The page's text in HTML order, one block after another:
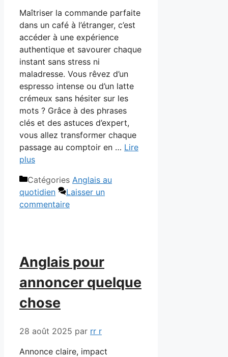
Maîtriser la commande parfaite
dans un café à l’étranger, c’est
accéder à une expérience
authentique et savourer chaque
instant sans stress ni
maladresse. Vous rêvez d’un
espresso intense ou d’un latte
crémeux sans hésiter sur les
mots ? Grâce à des phrases
clés et des astuces d’expert,
vous allez transformer chaque
passage au comptoir en … Lire
plus
Catégories Anglais au
quotidien
Laisser un
commentaire
Anglais pour
annoncer quelque
chose
28 août 2025 par rr r
Annonce claire, impact